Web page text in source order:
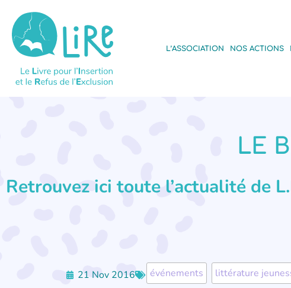
L’ASSOCIATION NOS ACTIONS
LE
Retrouvez ici toute l’actualité de
21 Nov 2016 événements littérature